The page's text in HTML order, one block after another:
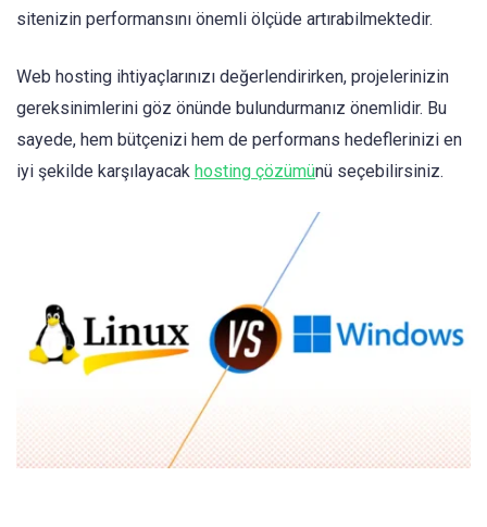
sitenizin performansını önemli ölçüde artırabilmektedir.
Web hosting ihtiyaçlarınızı değerlendirirken, projelerinizin
gereksinimlerini göz önünde bulundurmanız önemlidir. Bu
sayede, hem bütçenizi hem de performans hedeflerinizi en
iyi şekilde karşılayacak hosting çözümünü seçebilirsiniz.